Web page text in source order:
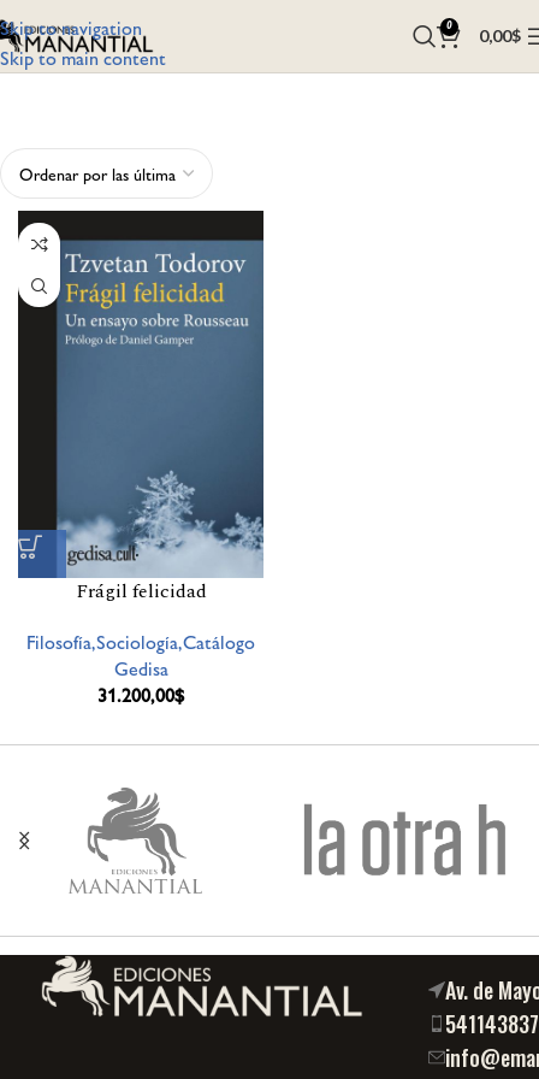
Skip to navigation
Skip to main content
0 0,00$
Frágil felicidad
Filosofía,Sociología,Catálogo
Gedisa
31.200,00$
Av. de